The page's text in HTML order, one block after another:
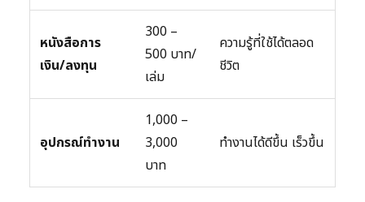
หนังสือการ
เงิน/ลงทุน
300 –
500 บาท/
เล่ม
ความรู้ที่ใช้ได้ตลอด
ชีวิต
อุปกรณ์ทำงาน
1,000 –
3,000
บาท
ทำงานได้ดีขึ้น เร็วขึ้น